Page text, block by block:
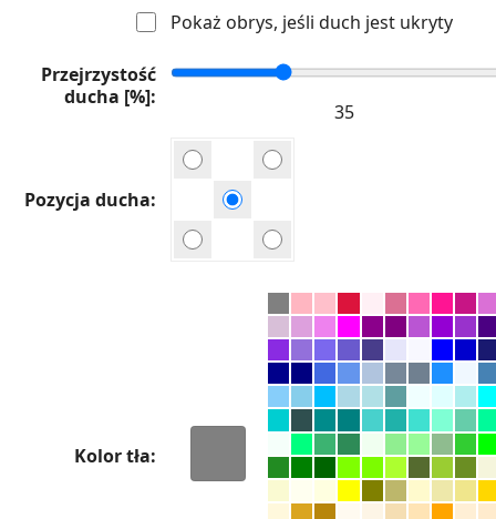
Pokaż obrys, jeśli duch jest ukryty
Przejrzystość
ducha [%]
Pozycja ducha
Kolor tła